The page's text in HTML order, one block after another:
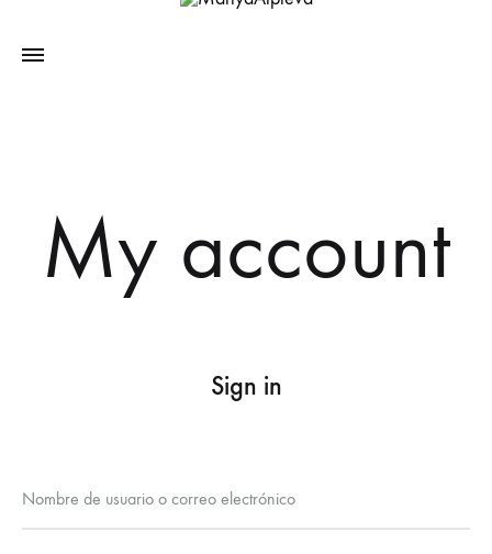
My account
Sign in
Nombre de usuario o correo electrónico